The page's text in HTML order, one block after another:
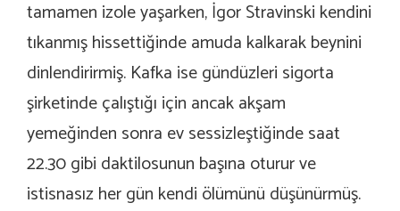
tamamen izole yaşarken, İgor Stravinski kendini
tıkanmış hissettiğinde amuda kalkarak beynini
dinlendirirmiş. Kafka ise gündüzleri sigorta
şirketinde çalıştığı için ancak akşam
yemeğinden sonra ev sessizleştiğinde saat
22.30 gibi daktilosunun başına oturur ve
istisnasız her gün kendi ölümünü düşünürmüş.